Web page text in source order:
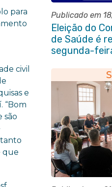
para
civil
e
“Bom
são
que
Publicado em
Eleição do
de Saúde é
segunda-